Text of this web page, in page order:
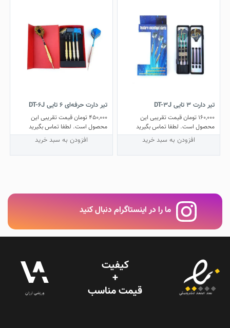
تیر دارت ۳ تایی DT-3J
160,000 تومانقیمت تقریبی این
محصول است. لطفا تماس بگیرید
افزودن به سبد خرید
تیر دارت حرفه‌ای ۶ تایی DT-6J
450,000 تومانقیمت تقریبی این
محصول است. لطفا تماس بگیرید
افزودن به سبد خرید
ما را در اینستاگرام دنبال کنید
نماد اعتماد الکترونیکی
کیفیت
+
قیمت‌ مناسب ورزشی ارزان